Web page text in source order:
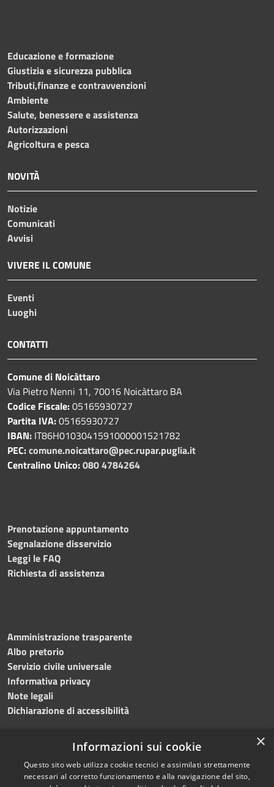
Educazione e formazione
Giustizia e sicurezza pubblica
Tributi,finanze e contravvenzioni
Ambiente
Salute, benessere e assistenza
Autorizzazioni
Agricoltura e pesca
NOVITÀ
Notizie
Comunicati
Avvisi
VIVERE IL COMUNE
Eventi
Luoghi
CONTATTI
Comune di Noicàttaro
Via Pietro Nenni 11, 70016 Noicàttaro BA
Codice Fiscale:05165930727
Partita IVA:05165930727
IBAN: IT86H0103041591000001521782
PEC:comune.noicattaro@pec.rupar.puglia.it
Centralino Unico:080 4784264
Prenotazione appuntamento
Segnalazione disservizio
Leggi le FAQ
Richiesta di assistenza
Amministrazione trasparente
Albo pretorio
Servizio civile universale
Informativa privacy
Note legali
Dichiarazione di accessibilità
RSS
Accessibilità
Copyright © 2023 •
Comune di Noicàttaro
×
Informazioni sui cookie
Questo sito web utilizza cookie tecnici e assimilati strettamente
necessari al corretto funzionamento e alla navigazione del sito,